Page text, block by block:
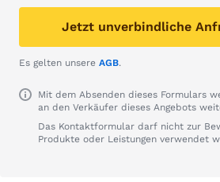
Jetzt unverbindliche
Es gelten unsere AGB.
Mit dem Absenden dieses Formulars
an den Verkäufer dieses Angebots
Das Kontaktformular darf nicht zur
Produkte oder Leistungen verwendet